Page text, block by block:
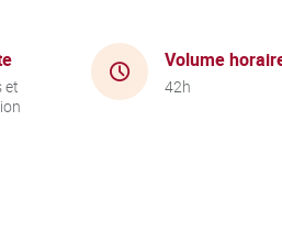
et
Volume
42h